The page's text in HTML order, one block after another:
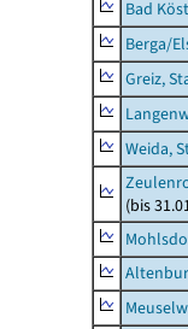
Bad
Berga/
Greiz,
Weida,
(bis